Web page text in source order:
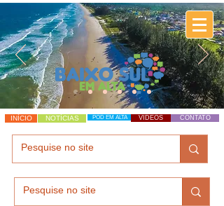
INÍCIO NOTÍCIAS POD EM ALTA VÍDEOS CONTATO